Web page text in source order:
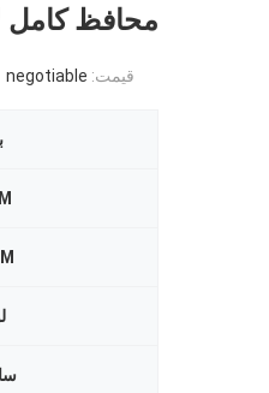
محافظ
قیمت: negotiable